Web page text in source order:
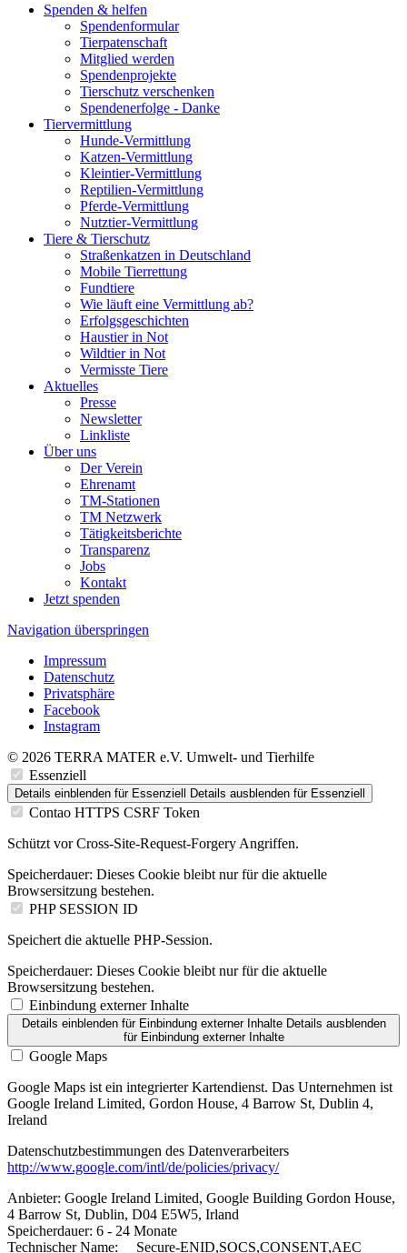
Spenden & helfen
Spendenformular
Tierpatenschaft
Mitglied werden
Spendenprojekte
Tierschutz verschenken
Spendenerfolge - Danke
Tiervermittlung
Hunde-Vermittlung
Katzen-Vermittlung
Kleintier-Vermittlung
Reptilien-Vermittlung
Pferde-Vermittlung
Nutztier-Vermittlung
Tiere & Tierschutz
Straßenkatzen in Deutschland
Mobile Tierrettung
Fundtiere
Wie läuft eine Vermittlung ab?
Erfolgsgeschichten
Haustier in Not
Wildtier in Not
Vermisste Tiere
Aktuelles
Presse
Newsletter
Linkliste
Über uns
Der Verein
Ehrenamt
TM-Stationen
TM Netzwerk
Tätigkeitsberichte
Transparenz
Jobs
Kontakt
Jetzt spenden
Navigation überspringen
Impressum
Datenschutz
Privatsphäre
Facebook
Instagram
© 2026 TERRA MATER e.V. Umwelt- und Tierhilfe
Essenziell
Details einblenden für Essenziell Details ausblenden für Essenziell
Contao HTTPS CSRF Token
Schützt vor Cross-Site-Request-Forgery Angriffen.
Speicherdauer: Dieses Cookie bleibt nur für die aktuelle
Browsersitzung bestehen.
PHP SESSION ID
Speichert die aktuelle PHP-Session.
Speicherdauer: Dieses Cookie bleibt nur für die aktuelle
Browsersitzung bestehen.
Einbindung externer Inhalte
Details einblendenfür Einbindung externer Inhalte Details ausblenden
für Einbindung externer Inhalte
Google Maps
Google Maps ist ein integrierter Kartendienst. Das Unternehmen ist
Google Ireland Limited, Gordon House, 4 Barrow St, Dublin 4,
Ireland
Datenschutzbestimmungen des Datenverarbeiters
http://www.google.com/intl/de/policies/privacy/
Anbieter: Google Ireland Limited, Google Building Gordon House,
4 Barrow St, Dublin, D04 E5W5, Irland
Speicherdauer: 6 - 24 Monate
Technischer Name: __Secure-ENID,SOCS,CONSENT,AEC